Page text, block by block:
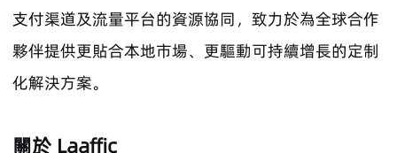
支付渠道及流量平台的資源協同，致力於為全球合作
夥伴提供更貼合本地市場、更驅動可持續增長的定制
化解決方案。
關於 Laaffic